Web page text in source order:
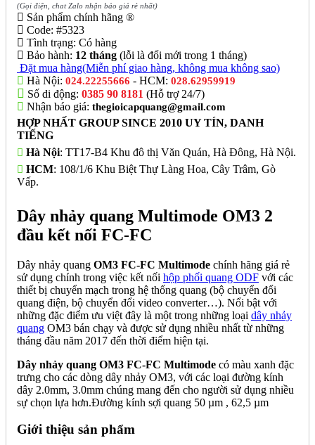
(Gọi điện, chat Zalo nhận báo giá rẻ nhất)
Sản phẩm chính hãng ®
Code: #5323
Tình trạng: Có hàng
Bảo hành: 12 tháng (lỗi là đổi mới trong 1 tháng)
Đặt mua hàng(Miễn phí giao hàng, không mua không sao)
Hà Nội: 024.22255666 - HCM: 028.62959919
Số di động: 0385 90 8181 (Hỗ trợ 24/7)
Nhận báo giá: thegioicapquang@gmail.com
HỢP NHẤT GROUP SINCE 2010 UY TÍN, DANH
TIẾNG
Hà Nội: TT17-B4 Khu đô thị Văn Quán, Hà Đông, Hà Nội.
HCM: 108/1/6 Khu Biệt Thự Làng Hoa, Cây Trâm, Gò
Vấp.
Dây nhảy quang Multimode OM3 2
đầu kết nối FC-FC
Dây nhảy quang OM3 FC-FC Multimode chính hãng giá rẻ
sử dụng chính trong việc kết nối hộp phối quang ODF với các
thiết bị chuyển mạch trong hệ thống quang (bộ chuyển đổi
quang điện, bộ chuyển đổi video converter…). Nổi bật với
những đặc điểm ưu việt đây là một trong những loại dây nhảy
quang OM3 bán chạy và được sử dụng nhiều nhất từ những
tháng đầu năm 2017 đến thời điểm hiện tại.
Dây nhảy quang OM3 FC-FC Multimode có màu xanh đặc
trưng cho các dòng dây nhảy OM3, với các loại đường kính
dây 2.0mm, 3.0mm chúng mang đến cho người sử dụng nhiều
sự chọn lựa hơn.Đường kính sợi quang 50 µm , 62,5 µm
Giới thiệu sản phẩm